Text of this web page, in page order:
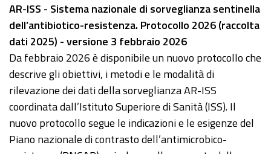
AR-ISS - Sistema nazionale di sorveglianza sentinella
dell’antibiotico-resistenza. Protocollo 2026 (raccolta
dati 2025) - versione 3 febbraio 2026
Da febbraio 2026 è disponibile un nuovo protocollo che
descrive gli obiettivi, i metodi e le modalità di
rilevazione dei dati della sorveglianza AR-ISS
coordinata dall’Istituto Superiore di Sanità (ISS). Il
nuovo protocollo segue le indicazioni e le esigenze del
Piano nazionale di contrasto dell’antimicrobico-